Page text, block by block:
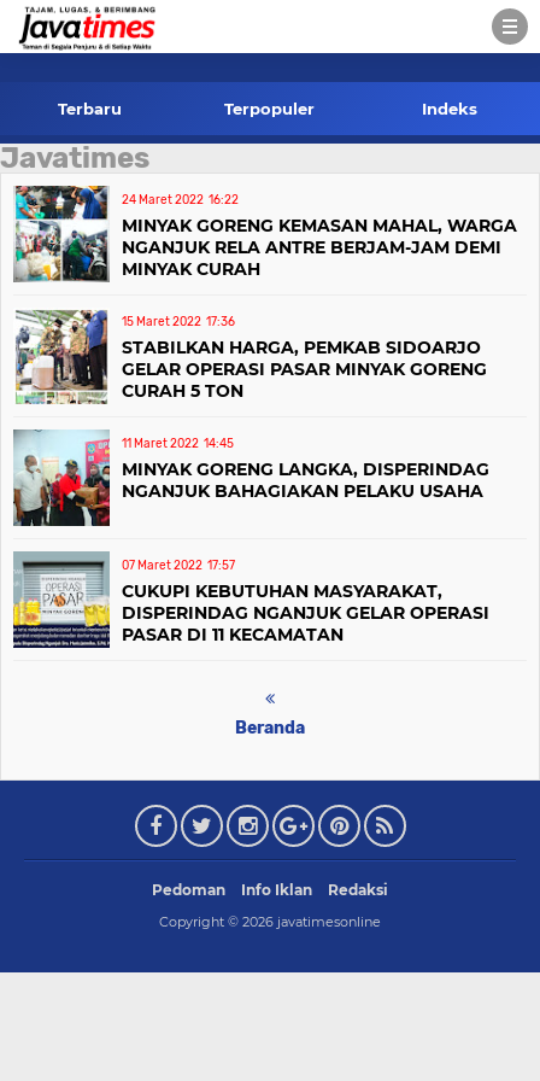
-->
Terbaru Terpopuler Indeks
Javatimes
24 Maret 2022 16:22
MINYAK GORENG KEMASAN MAHAL, WARGA
NGANJUK RELA ANTRE BERJAM-JAM DEMI
MINYAK CURAH
15 Maret 2022 17:36
STABILKAN HARGA, PEMKAB SIDOARJO
GELAR OPERASI PASAR MINYAK GORENG
CURAH 5 TON
11 Maret 2022 14:45
MINYAK GORENG LANGKA, DISPERINDAG
NGANJUK BAHAGIAKAN PELAKU USAHA
07 Maret 2022 17:57
CUKUPI KEBUTUHAN MASYARAKAT,
DISPERINDAG NGANJUK GELAR OPERASI
PASAR DI 11 KECAMATAN
Beranda
Pedoman Info Iklan Redaksi
Copyright © 2026 javatimesonline